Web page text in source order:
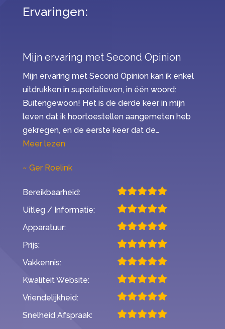
Ervaringen:
Mijn ervaring met Second Opinion
Mijn ervaring met Second Opinion kan ik enkel
uitdrukken in superlatieven, in één woord:
Buitengewoon! Het is de derde keer in mijn
leven dat ik hoortoestellen aangemeten heb
gekregen, en de eerste keer dat de…
Meer lezen“Mijn ervaring met Second Opinion”
Ger Roelink
Bereikbaarheid:
Uitleg / Informatie:
Apparatuur:
Prijs:
Vakkennis:
Kwaliteit Website:
Vriendelijkheid:
Snelheid Afspraak: